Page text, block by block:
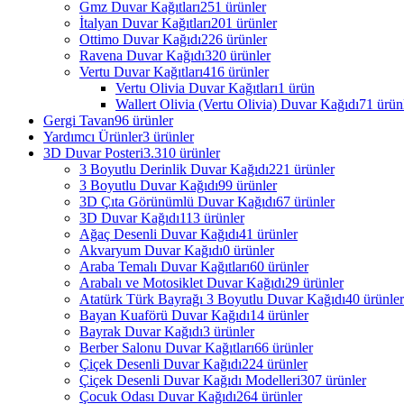
Gmz Duvar Kağıtları251 ürünler
İtalyan Duvar Kağıtları201 ürünler
Ottimo Duvar Kağıdı226 ürünler
Ravena Duvar Kağıdı320 ürünler
Vertu Duvar Kağıtları416 ürünler
Vertu Olivia Duvar Kağıtları1 ürün
Wallert Olivia (Vertu Olivia) Duvar Kağıdı71
Gergi Tavan96 ürünler
Yardımcı Ürünler3 ürünler
3D Duvar Posteri3.310 ürünler
3 Boyutlu Derinlik Duvar Kağıdı221 ürünler
3 Boyutlu Duvar Kağıdı99 ürünler
3D Çıta Görünümlü Duvar Kağıdı67 ürünler
3D Duvar Kağıdı113 ürünler
Ağaç Desenli Duvar Kağıdı41 ürünler
Akvaryum Duvar Kağıdı0 ürünler
Araba Temalı Duvar Kağıtları60 ürünler
Arabalı ve Motosiklet Duvar Kağıdı29 ürünler
Atatürk Türk Bayrağı 3 Boyutlu Duvar Kağıdı40 ürünler
Bayan Kuaförü Duvar Kağıdı14 ürünler
Bayrak Duvar Kağıdı3 ürünler
Berber Salonu Duvar Kağıtları66 ürünler
Çiçek Desenli Duvar Kağıdı224 ürünler
Çiçek Desenli Duvar Kağıdı Modelleri307 ürünler
Çocuk Odası Duvar Kağıdı264 ürünler